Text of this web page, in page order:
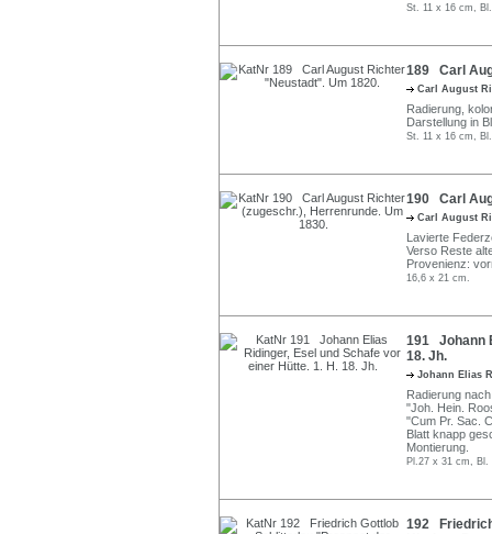
St. 11 x 16 cm,
189 Carl
Carl August
Radierung,
Darstellung in
St. 11 x 16 cm,
190 Carl
Carl August
Lavierte
Verso Reste
Provenienz:
16,6 x 21 cm.
191 Johann
18. Jh.
Johann Elias
Radierung
"Joh. Hein.
"Cum Pr. Sac.
Blatt knapp
Montierung.
Pl.27 x 31 cm,
192